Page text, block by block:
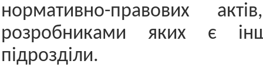
нормативно-правових
розробниками яких є
підрозділи.